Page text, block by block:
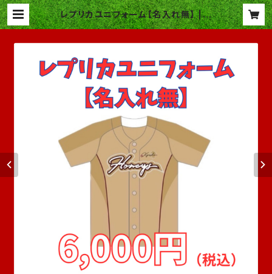
レプリカユニフォーム【名入れ無】 | K
YUSHU HONEYS